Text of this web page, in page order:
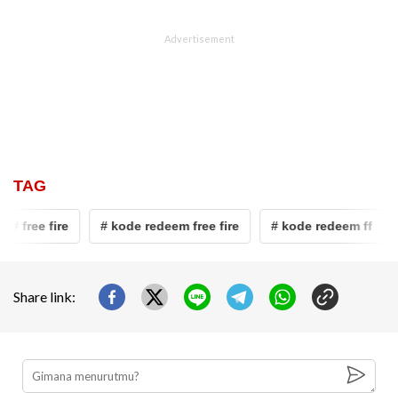
TAG
free fire # kode redeem free fire # kode redeem ff
Share link: